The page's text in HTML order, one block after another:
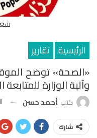
الرئيسية تقارير
«الصحة» توضح
وآلية الوزارة
كتب أحمد حسن
شارك